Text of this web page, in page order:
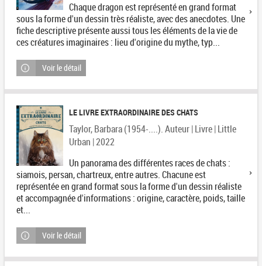
Chaque dragon est représenté en grand format
sous la forme d'un dessin très réaliste, avec des anecdotes. Une
fiche descriptive présente aussi tous les éléments de la vie de
ces créatures imaginaires : lieu d'origine du mythe, typ...
Voir le détail
LE LIVRE EXTRAORDINAIRE DES CHATS
Taylor, Barbara (1954-....). Auteur | Livre | Little
Urban | 2022
Un panorama des différentes races de chats :
siamois, persan, chartreux, entre autres. Chacune est
représentée en grand format sous la forme d'un dessin réaliste
et accompagnée d'informations : origine, caractère, poids, taille
et...
Voir le détail